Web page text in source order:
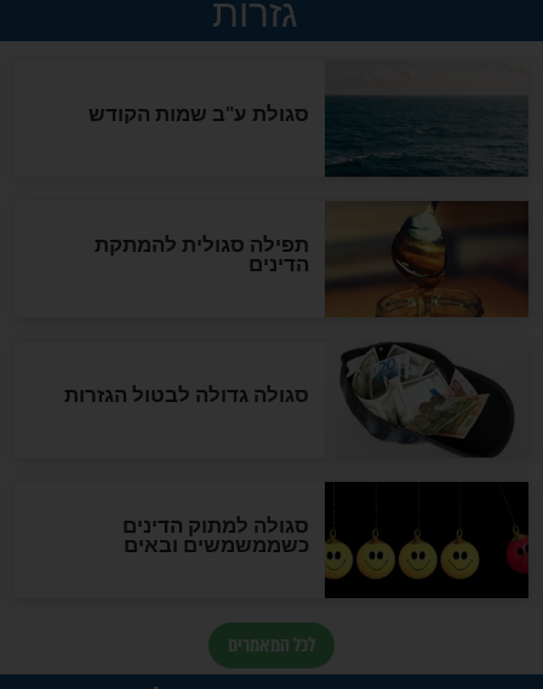
"נביא בעיר": מכירת המחלה
לגוי והוספת השם חזקיהו
לכל המאמרים
אחרית הימים
האם אפשר לחשב את הקץ?
מה יהיה בימות המשיח?